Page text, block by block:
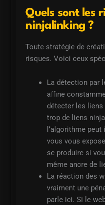
Quels sont les
ninjalinking ?
Toute stratégie de
risques. Voici ceux
La détection par
affine
détecter les
trop de liens
l’algorithme
vous vous
se produire si
même ancre de
La réaction des
vraiment une
parle ici. Si le